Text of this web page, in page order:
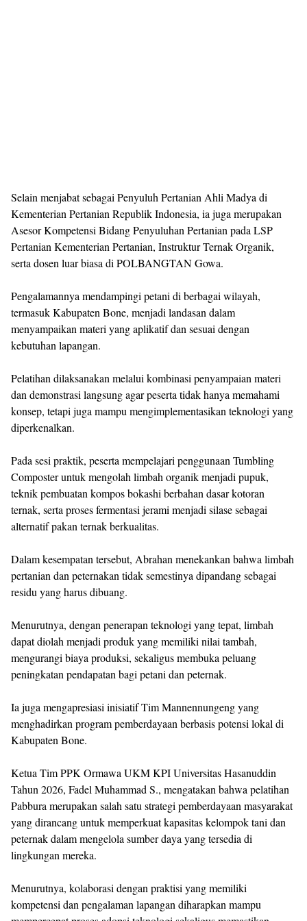
Selain menjabat sebagai Penyuluh Pertanian Ahli Madya di
Kementerian Pertanian Republik Indonesia, ia juga merupakan
Asesor Kompetensi Bidang Penyuluhan Pertanian pada LSP
Pertanian Kementerian Pertanian, Instruktur Ternak Organik,
serta dosen luar biasa di POLBANGTAN Gowa.
Pengalamannya mendampingi petani di berbagai wilayah,
termasuk Kabupaten Bone, menjadi landasan dalam
menyampaikan materi yang aplikatif dan sesuai dengan
kebutuhan lapangan.
Pelatihan dilaksanakan melalui kombinasi penyampaian materi
dan demonstrasi langsung agar peserta tidak hanya memahami
konsep, tetapi juga mampu mengimplementasikan teknologi yang
diperkenalkan.
Pada sesi praktik, peserta mempelajari penggunaan Tumbling
Composter untuk mengolah limbah organik menjadi pupuk,
teknik pembuatan kompos bokashi berbahan dasar kotoran
ternak, serta proses fermentasi jerami menjadi silase sebagai
alternatif pakan ternak berkualitas.
Dalam kesempatan tersebut, Abrahan menekankan bahwa limbah
pertanian dan peternakan tidak semestinya dipandang sebagai
residu yang harus dibuang.
Menurutnya, dengan penerapan teknologi yang tepat, limbah
dapat diolah menjadi produk yang memiliki nilai tambah,
mengurangi biaya produksi, sekaligus membuka peluang
peningkatan pendapatan bagi petani dan peternak.
Ia juga mengapresiasi inisiatif Tim Mannennungeng yang
menghadirkan program pemberdayaan berbasis potensi lokal di
Kabupaten Bone.
Ketua Tim PPK Ormawa UKM KPI Universitas Hasanuddin
Tahun 2026, Fadel Muhammad S., mengatakan bahwa pelatihan
Pabbura merupakan salah satu strategi pemberdayaan masyarakat
yang dirancang untuk memperkuat kapasitas kelompok tani dan
peternak dalam mengelola sumber daya yang tersedia di
lingkungan mereka.
Menurutnya, kolaborasi dengan praktisi yang memiliki
kompetensi dan pengalaman lapangan diharapkan mampu